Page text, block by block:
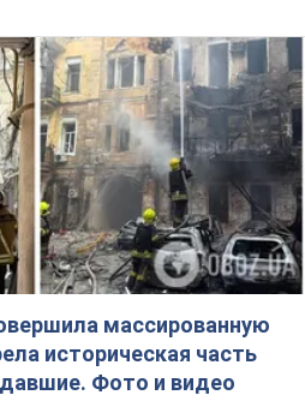
массированную
историческая часть
Фото и видео